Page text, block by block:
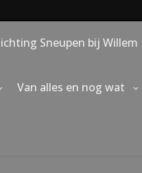
Sneupen bij Willem
Van alles en nog wat